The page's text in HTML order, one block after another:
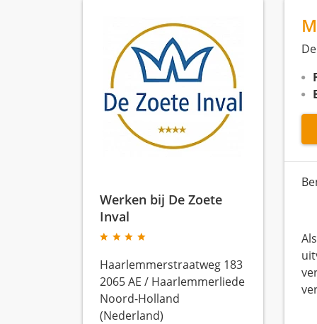
Werken bij De Zoete
Inval
Haarlemmerstraatweg 183
2065 AE / Haarlemmerliede
Noord-Holland
(Nederland)